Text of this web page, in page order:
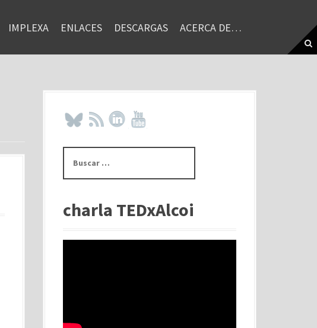
IMPLEXA ENLACES DESCARGAS ACERCA DE…
s
rcharla TEDxAlcoi